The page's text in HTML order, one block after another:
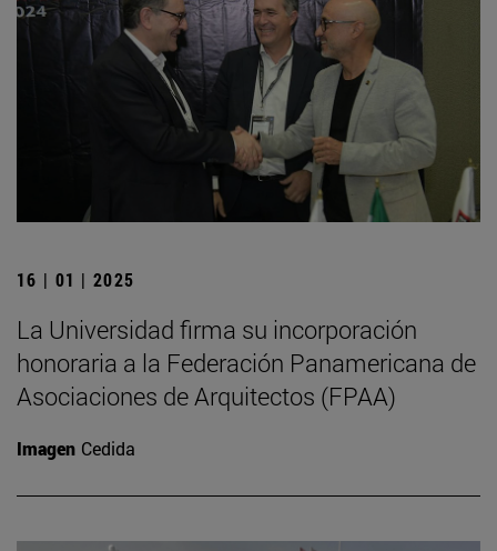
16 | 01 | 2025
La Universidad firma su incorporación
honoraria a la Federación Panamericana de
Asociaciones de Arquitectos (FPAA)
Imagen Cedida